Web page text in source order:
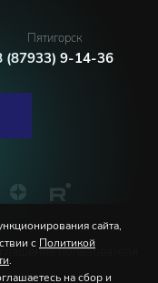
Пятигорск
(87933) 9-14-36
пользователя
сайта,
с Политикой
.
на сбор и